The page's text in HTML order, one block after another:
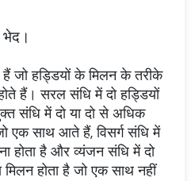
भेद।
हैं जो हड्डियों के मिलन के तरीके
हैं। सरल संधि में दो हड्डियों
संधि में दो या दो से अधिक
एक साथ आते हैं, विसर्ग संधि में
होता है और व्यंजन संधि में दो
होता है जो एक साथ नहीं